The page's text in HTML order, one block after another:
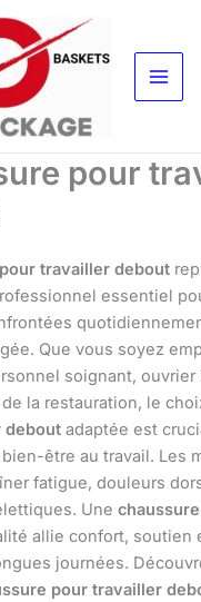
pour
travailler debout
essentiel
Que vous soyez
soignant,
la restauration, le
debout adaptée est
être au travail. Les
fatigue, douleurs
Une
allie confort, soutien
journées.
pour travailler